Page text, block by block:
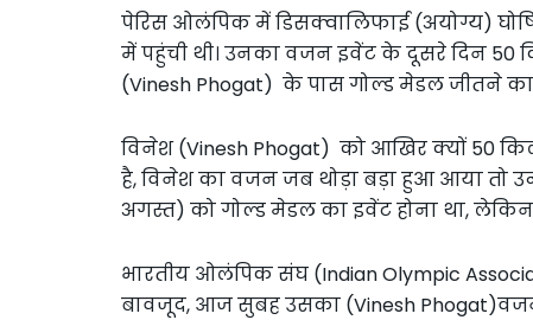
पेर‍िस ओलंप‍िक में ड‍िसक्वाल‍िफाई (अयोग्य)
में पहुंची थी। उनका वजन इवेंट के दूसरे दिन 50
(Vinesh Phogat) के पास गोल्ड मेडल जीतने
व‍िनेश (Vinesh Phogat) को आख‍िर क्यों 50
है, विनेश का वजन जब थोड़ा बड़ा हुआ आया तो
अगस्त) को गोल्ड मेडल का इवेंट होना था,
भारतीय ओलंपिक संघ (Indian Olympic
बावजूद, आज सुबह उसका (Vinesh